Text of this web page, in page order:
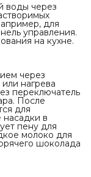
воды через
для
управления.
на кухне.
через
нагрева
переключатель
После
для
в
пену для
молоко для
шоколада